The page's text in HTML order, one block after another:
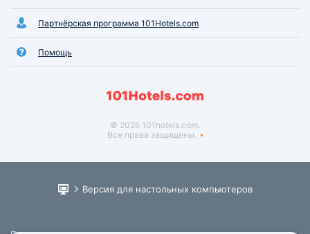
Партнёрская программа 101Hotels.com
Помощь
© 2026 101hotels.com.
Все права защищены.
Версия для настольных компьютеров